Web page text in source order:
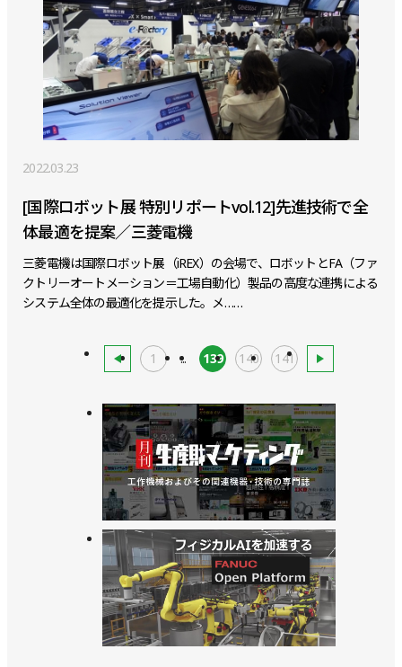
2022.03.23
[国際ロボット展 特別リポートvol.12]先進技術で全
体最適を提案／三菱電機
三菱電機は国際ロボット展（iREX）の会場で、ロボットとFA（ファ
クトリーオートメーション＝工場自動化）製品の高度な連携による
システム全体の最適化を提示した。メ……
1 ... 139 140 141